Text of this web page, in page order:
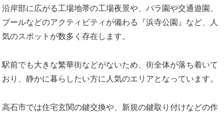
沿岸部に広がる工場地帯の工場夜景や、バラ園や交通遊園、
プールなどのアクティビティが備わる『浜寺公園』など、人
気のスポットが数多く存在します。
駅前でも大きな繁華街などがないため、街全体が落ち着いて
おり、静かに暮らしたい方に人気のエリアとなっています。
高石市では住宅玄関の鍵交換や、新規の鍵取り付けなどの作